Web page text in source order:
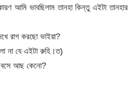
আমি ভাবছিলাম তানহা কিন্তু এইটা তানহার
রাগ করছো ভাইয়া?
না যে এইটা রুহি।ত)
বসে আছ কেনো?